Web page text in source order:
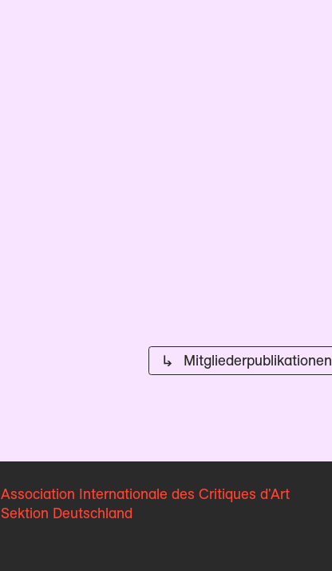
↳ Mitglieder­publikationen
Association Internationale des Critiques d'Art
Sektion Deutschland